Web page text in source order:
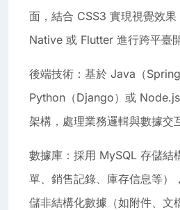
面，結合 CSS3 實現視覺效
Native 或 Flutter 進行跨平臺開
後端技術：基於 Java（Spring
Python（Django）或
架構，處理業務邏輯與數據交
數據庫：採用 MySQL 存儲結
單、銷售記錄、庫存信息等
儲非結構化數據（如附件、文